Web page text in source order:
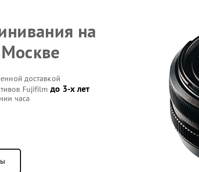
на
доставкой
Fujifilm до 3-х лет
часа